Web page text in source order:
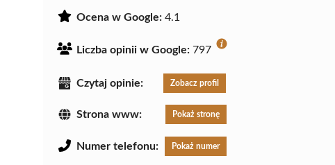
Ocena w Google: 4.1
Liczba opinii w Google: 797
Czytaj opinie: Zobacz profil
Strona www: Pokaż stronę
Numer telefonu: Pokaż numer